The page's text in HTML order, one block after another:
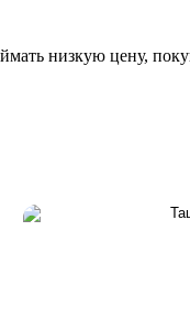
низкую цену,